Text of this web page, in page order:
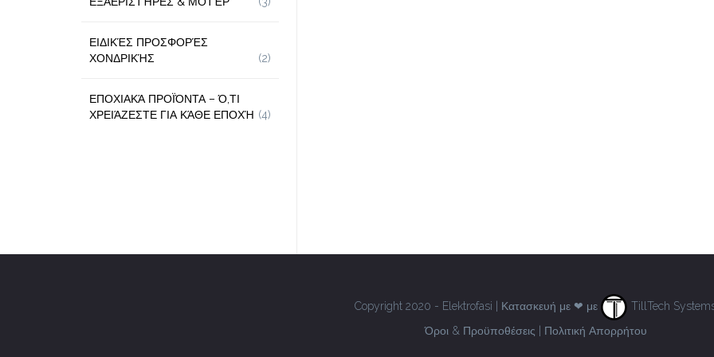
ΕΙΔΙΚΈΣ ΠΡΟΣΦΟΡΈΣ
ΧΟΝΔΡΙΚΉΣ
(2)
ΕΠΟΧΙΑΚΆ ΠΡΟΪΌΝΤΑ – Ό,ΤΙ
ΧΡΕΙΆΖΕΣΤΕ ΓΙΑ ΚΆΘΕ ΕΠΟΧΉ (4)
Copyright 2020 - Elektrofasi | Κατασκευή με ❤ με
TillTech
Όροι & Προϋποθέσεις
Πολιτική Απορρήτου